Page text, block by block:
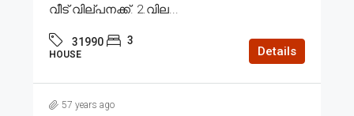
വീട് വില്പനക്ക്. 2.വില...
31990 3
HOUSE Details
57 years ago